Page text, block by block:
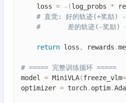
    loss
= - (log_probs *
# 直觉: 好的轨迹(+奖励) -
#       差的轨迹(-奖励) -
return loss , rewards .
# ===== 完整训练循环 =====
model = MiniVLA(freeze_vlm=
optimizer = torch. optim.